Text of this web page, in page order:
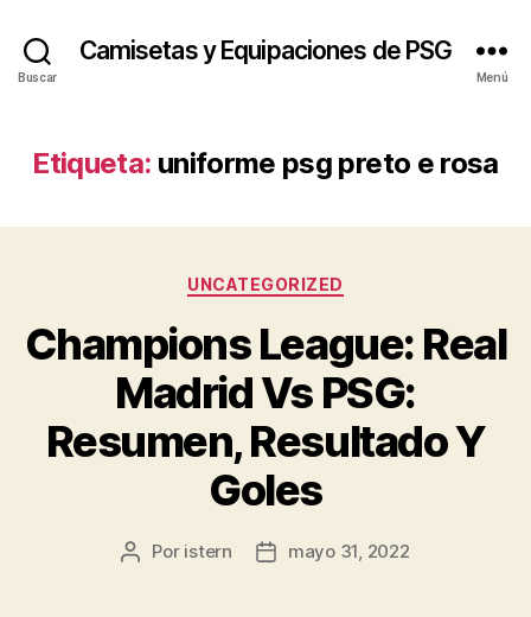
Buscar
Camisetas y Equipaciones de PSG
Menú
Etiqueta: uniforme psg preto e rosa
Categorías
UNCATEGORIZED
Champions League: Real
Madrid Vs PSG:
Resumen, Resultado Y
Goles
Autor
Por istern
Fechamayo 31, 2022